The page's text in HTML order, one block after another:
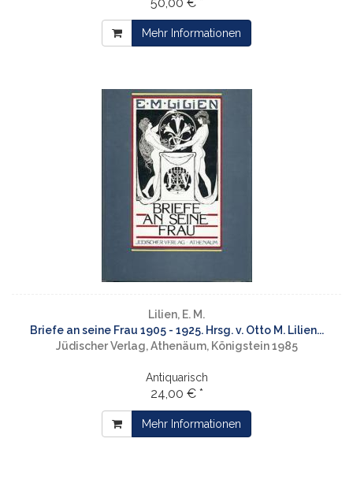
Mehr Informationen
Lilien, E. M.
Briefe an seine Frau 1905 - 1925. Hrsg. v. Otto M. Lilien...
Jüdischer Verlag, Athenäum, Königstein 1985
Antiquarisch
24,00 € *
Mehr Informationen